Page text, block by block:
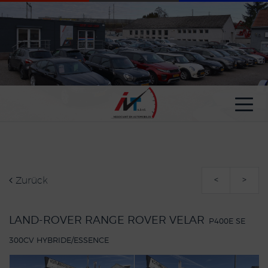
Zurück < >
LAND-ROVER RANGE ROVER VELAR P400E SE
300CV HYBRIDE/ESSENCE
Cookie-Einstellungen